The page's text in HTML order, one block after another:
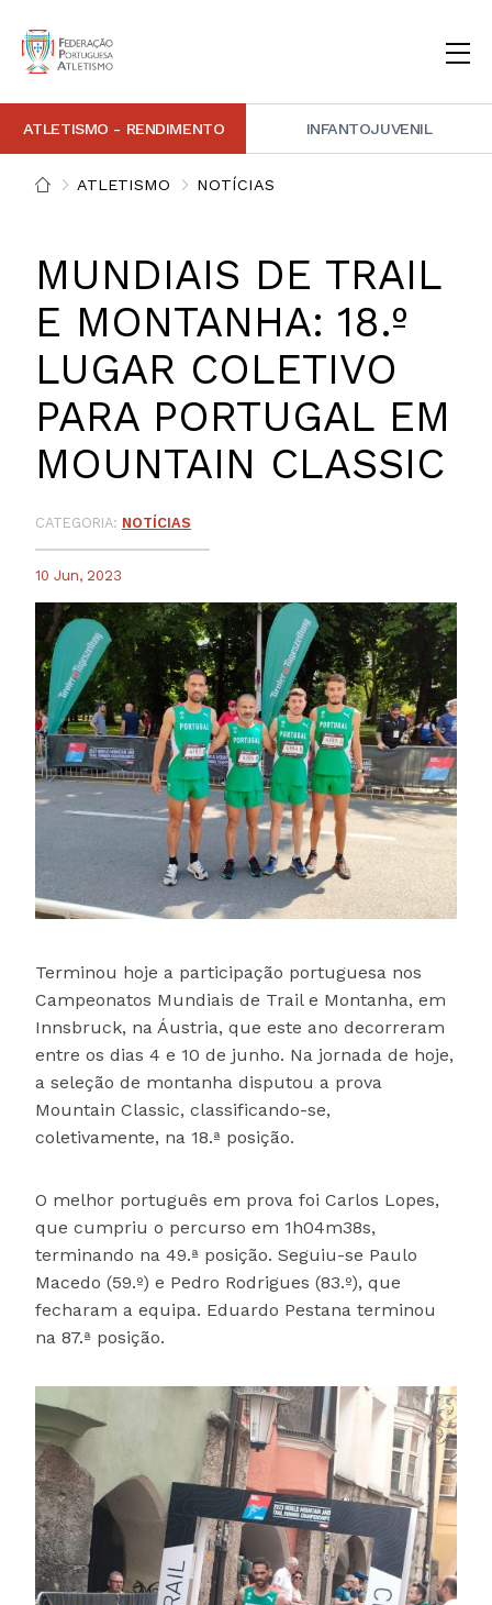
ATLETISMO - RENDIMENTO INFANTOJUVENIL
INSTITUCIONAL
DOCUMENTAÇÃO
ARBITRAGEM
DECISÕES DISCIPLINARES
CONTACTOS
FOTOGRAFIAS
VIDEOS
IMAGEM DE MARCA FPA
COMUNICADOS DE IMPRENSA
NEWSLETTER FPA
ATLETISMO NOTÍCIAS
MUNDIAIS DE TRAIL
E MONTANHA: 18.º
LUGAR COLETIVO
PARA PORTUGAL EM
MOUNTAIN CLASSIC
CATEGORIA: NOTÍCIAS
10 Jun, 2023
Terminou hoje a participação portuguesa nos
Campeonatos Mundiais de Trail e Montanha, em
Innsbruck, na Áustria, que este ano decorreram
entre os dias 4 e 10 de junho. Na jornada de hoje,
a seleção de montanha disputou a prova
Mountain Classic, classificando-se,
coletivamente, na 18.ª posição.
O melhor português em prova foi Carlos Lopes,
que cumpriu o percurso em 1h04m38s,
terminando na 49.ª posição. Seguiu-se Paulo
Macedo (59.º) e Pedro Rodrigues (83.º), que
fecharam a equipa. Eduardo Pestana terminou
na 87.ª posição.